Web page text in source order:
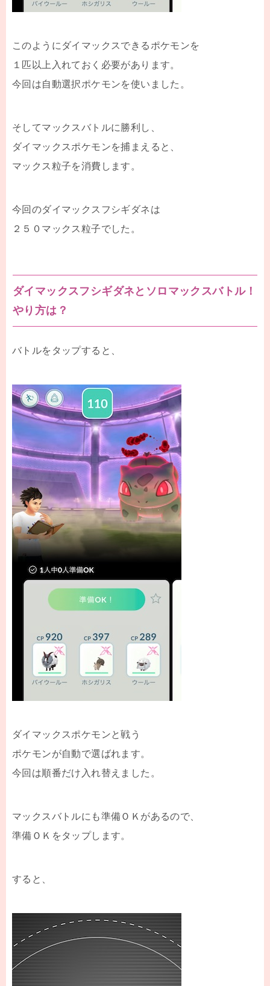
このようにダイマックスできるポケモンを
１匹以上入れておく必要があります。
今回は自動選択ポケモンを使いました。
そしてマックスバトルに勝利し、
ダイマックスポケモンを捕まえると、
マックス粒子を消費します。
今回のダイマックスフシギダネは
２５０マックス粒子でした。
ダイマックスフシギダネとソロマックスバトル！
やり方は？
バトルをタップすると、
ダイマックスポケモンと戦う
ポケモンが自動で選ばれます。
今回は順番だけ入れ替えました。
マックスバトルにも準備ＯＫがあるので、
準備ＯＫをタップします。
すると、